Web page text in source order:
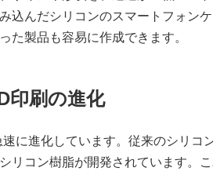
込んだシリコンのスマートフォン
た製品も容易に作成できます。
印刷の進化
に進化しています。従来のシリコ
リコン樹脂が開発されています。